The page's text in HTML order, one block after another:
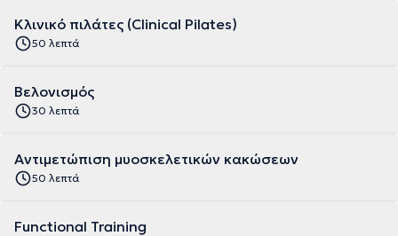
Κλινικό πιλάτες (Clinical Pilates)
50 λεπτά
Βελονισμός
30 λεπτά
Αντιμετώπιση μυοσκελετικών κακώσεων
50 λεπτά
Functional Training